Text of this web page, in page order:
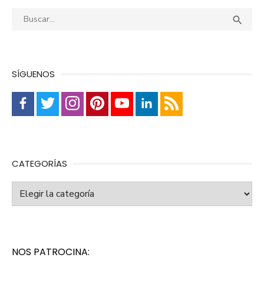
Buscar: 
SÍGUENOS
CATEGORÍAS
Categorías
NOS PATROCINA: